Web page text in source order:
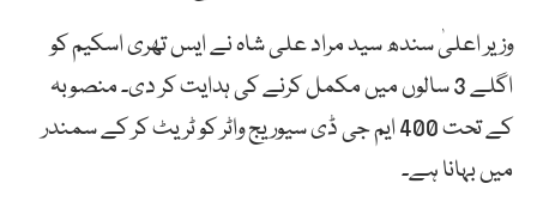
وزیر اعلیٰ سندھ سید مراد علی شاہ نے ایس تھری اسکیم کو
اگلے 3 سالوں میں مکمل کرنے کی ہدایت کر دی۔ منصوبہ
کے تحت 400 ایم جی ڈی سیوریج واٹر کو ٹریٹ کر کے سمندر
میں بہانا ہے۔